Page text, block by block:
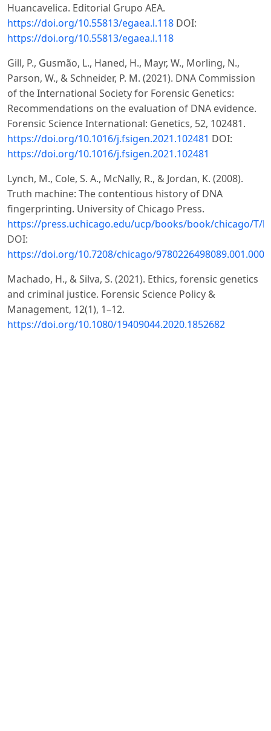
Huancavelica. Editorial Grupo AEA.
https://doi.org/10.55813/egaea.l.118 DOI:
https://doi.org/10.55813/egaea.l.118
Gill, P., Gusmão, L., Haned, H., Mayr, W., Morling, N.,
Parson, W., & Schneider, P. M. (2021). DNA Commission
of the International Society for Forensic Genetics:
Recommendations on the evaluation of DNA evidence.
Forensic Science International: Genetics, 52, 102481.
https://doi.org/10.1016/j.fsigen.2021.102481 DOI:
https://doi.org/10.1016/j.fsigen.2021.102481
Lynch, M., Cole, S. A., McNally, R., & Jordan, K. (2008).
Truth machine: The contentious history of DNA
fingerprinting. University of Chicago Press.
https://press.uchicago.edu/ucp/books/book/chicago/T/
DOI:
https://doi.org/10.7208/chicago/9780226498089.001.0001
Machado, H., & Silva, S. (2021). Ethics, forensic genetics
and criminal justice. Forensic Science Policy &
Management, 12(1), 1–12.
https://doi.org/10.1080/19409044.2020.1852682